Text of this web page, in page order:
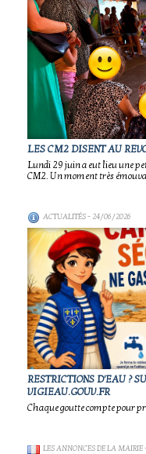
LES CM2 DISENT AU
Lundi 29 juin a eut lieu une
CM2. Un moment très
ACTUALITÉS- 24/06/2026
RESTRICTIONS D'EAU ?
VIGIEAU.GOUV.FR
Chaque goutte compte pour
LES ANNONCES DE LA MAIRIE